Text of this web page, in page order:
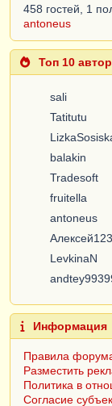
458 гостей, 1
antoneus
Топ 10
sali
Tatitutu
balakin
Tradesoft
fruitella
antoneus
LevkinaN
Информация
Правила
Разместить
Политика в
Согласие